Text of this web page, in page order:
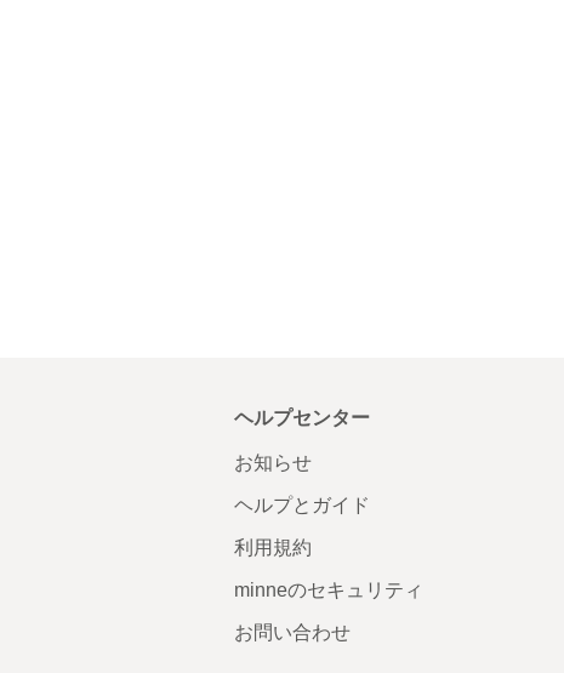
ヘルプセンター
お知らせ
ヘルプとガイド
利用規約
minneのセキュリティ
お問い合わせ